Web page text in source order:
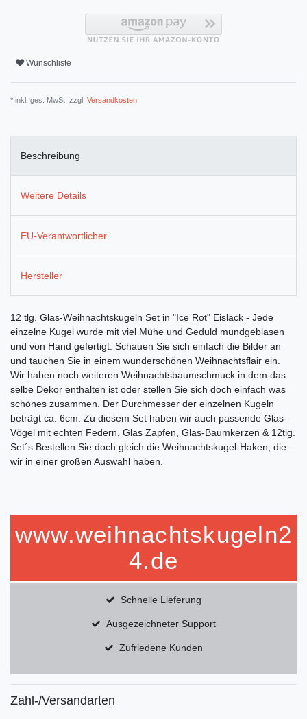
Wunschliste
* inkl. ges. MwSt. zzgl. Versandkosten
Beschreibung
Weitere Details
EU-Verantwortlicher
Hersteller
12 tlg. Glas-Weihnachtskugeln Set in "Ice Rot" Eislack - Jede
einzelne Kugel wurde mit viel Mühe und Geduld mundgeblasen
und von Hand gefertigt. Schauen Sie sich einfach die Bilder an
und tauchen Sie in einem wunderschönen Weihnachtsflair ein.
Wir haben noch weiteren Weihnachtsbaumschmuck in dem das
selbe Dekor enthalten ist oder stellen Sie sich doch einfach was
schönes zusammen. Der Durchmesser der einzelnen Kugeln
beträgt ca. 6cm. Zu diesem Set haben wir auch passende Glas-
Vögel mit echten Federn, Glas Zapfen, Glas-Baumkerzen & 12tlg.
Set´s Bestellen Sie doch gleich die Weihnachtskugel-Haken, die
wir in einer großen Auswahl haben.
www.weihnachtskugeln2
4.de
Schnelle Lieferung
Ausgezeichneter Support
Zufriedene Kunden
Zahl-/Versandarten